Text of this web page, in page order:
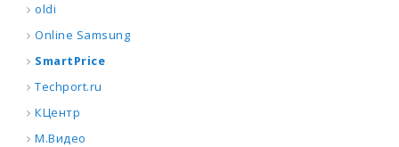
oldi
Online Samsung
SmartPrice
Techport.ru
КЦентр
М.Видео